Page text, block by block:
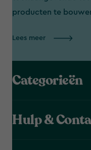
producten te
Lees meer
Categorieën
Hulp &